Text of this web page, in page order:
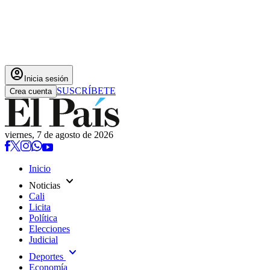
account_circle Inicia sesión
Crea cuenta SUSCRÍBETE
viernes, 7 de agosto de 2026
Inicio
Noticias expand_more
Cali
Licita
Política
Elecciones
Judicial
Deportes expand_more
Economía